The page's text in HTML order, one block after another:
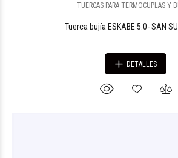
TUERCAS PARA TERMOCUPLAS Y
Tuerca bujía ESKABE 5.0- SAN
DETALLES